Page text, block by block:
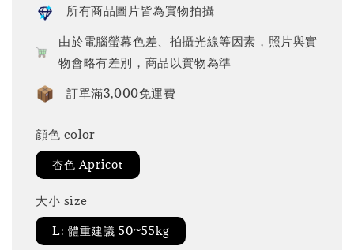
所有商品圖片皆為實物拍攝
由於電腦螢幕色差、拍攝光線等因素，照片與實
物會略有差別，商品以實物為準
訂單滿3,000免運費
顔色 color
杏色 Apricot
大小 size
L: 體重建議 50~55kg